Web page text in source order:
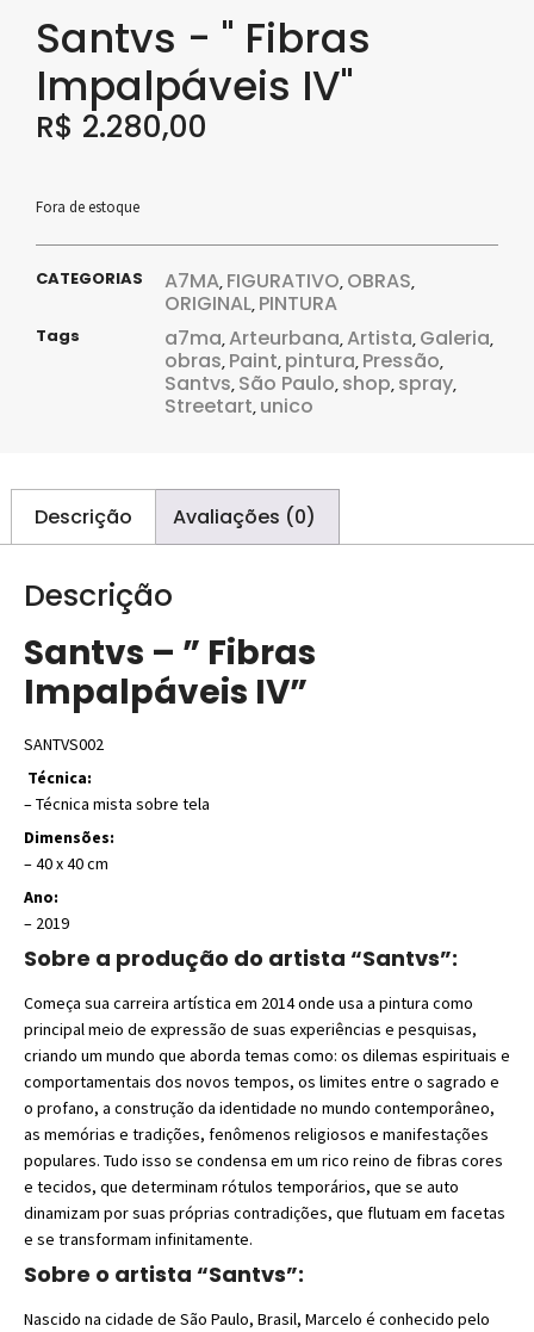
Santvs - " Fibras
Impalpáveis IV"
R$ 2.280,00
Fora de estoque
CATEGORIAS A7MA, FIGURATIVO, OBRAS,
ORIGINAL, PINTURA
Tags a7ma,Arteurbana,Artista, Galeria,
obras, Paint, pintura, Pressão,
Santvs, São Paulo, shop, spray,
Streetart, unico
Descrição Avaliações (0)
Descrição
Santvs – ” Fibras
Impalpáveis IV”
SANTVS002
Técnica:
– Técnica mista sobre tela
Dimensões:
– 40 x 40 cm
Ano:
– 2019
Sobre a produção do artista “Santvs”:
Começa sua carreira artística em 2014 onde usa a pintura como
principal meio de expressão de suas experiências e pesquisas,
criando um mundo que aborda temas como: os dilemas espirituais e
comportamentais dos novos tempos, os limites entre o sagrado e
o profano, a construção da identidade no mundo contemporâneo,
as memórias e tradições, fenômenos religiosos e manifestações
populares. Tudo isso se condensa em um rico reino de fibras cores
e tecidos, que determinam rótulos temporários, que se auto
dinamizam por suas próprias contradições, que flutuam em facetas
e se transformam infinitamente.
Sobre o artista “Santvs”:
Nascido na cidade de São Paulo, Brasil, Marcelo é conhecido pelo